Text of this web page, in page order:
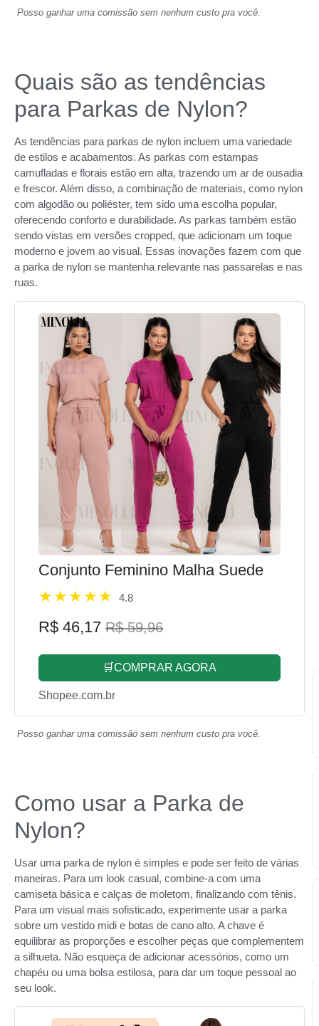
Posso ganhar uma comissão sem nenhum custo pra você.
Quais são as tendências
para Parkas de Nylon?
As tendências para parkas de nylon incluem uma variedade
de estilos e acabamentos. As parkas com estampas
camufladas e florais estão em alta, trazendo um ar de ousadia
e frescor. Além disso, a combinação de materiais, como nylon
com algodão ou poliéster, tem sido uma escolha popular,
oferecendo conforto e durabilidade. As parkas também estão
sendo vistas em versões cropped, que adicionam um toque
moderno e jovem ao visual. Essas inovações fazem com que
a parka de nylon se mantenha relevante nas passarelas e nas
ruas.
Conjunto Feminino Malha Suede
4.8
R$ 46,17 R$ 59,96
🛒COMPRAR AGORA
Shopee.com.br
Posso ganhar uma comissão sem nenhum custo pra você.
Como usar a Parka de
Nylon?
Usar uma parka de nylon é simples e pode ser feito de várias
maneiras. Para um look casual, combine-a com uma
camiseta básica e calças de moletom, finalizando com tênis.
Para um visual mais sofisticado, experimente usar a parka
sobre um vestido midi e botas de cano alto. A chave é
equilibrar as proporções e escolher peças que complementem
a silhueta. Não esqueça de adicionar acessórios, como um
chapéu ou uma bolsa estilosa, para dar um toque pessoal ao
seu look.